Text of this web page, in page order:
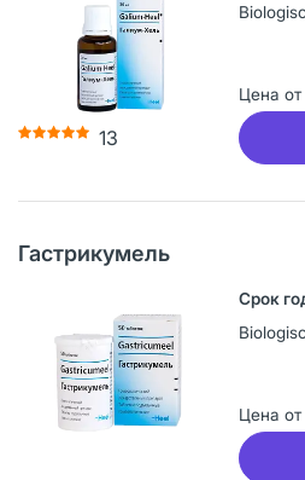
13
Цена от
Гастрикумель
Цена от